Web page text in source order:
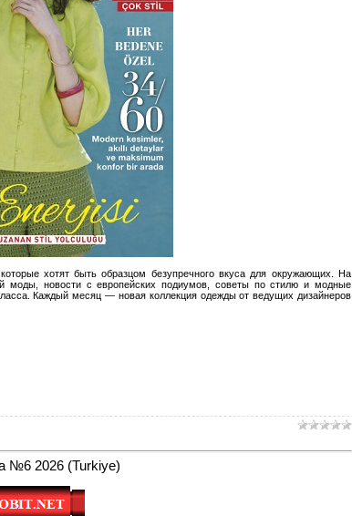
хотят быть образцом безупречного вкуса для окружающих. На
моды, новости с европейских подиумов, советы по стилю и модные
Каждый месяц — новая коллекция одежды от ведущих дизайнеров
№6 2026 (Turkiye)